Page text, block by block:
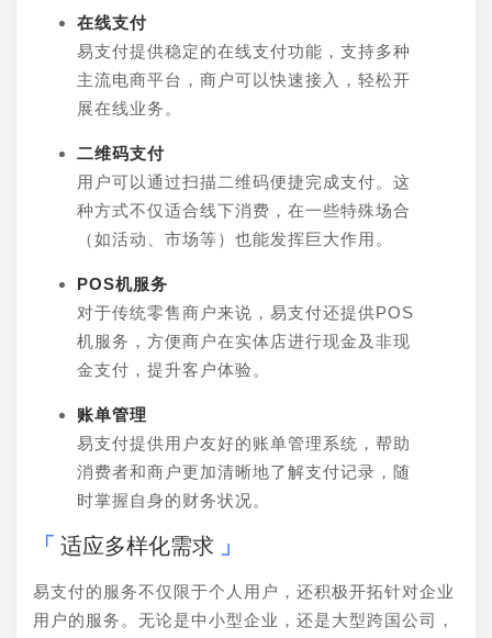
在线支付
易支付提供稳定的在线支付功能，支持多种
主流电商平台，商户可以快速接入，轻松开
展在线业务。
二维码支付
用户可以通过扫描二维码便捷完成支付。这
种方式不仅适合线下消费，在一些特殊场合
（如活动、市场等）也能发挥巨大作用。
POS机服务
对于传统零售商户来说，易支付还提供POS
机服务，方便商户在实体店进行现金及非现
金支付，提升客户体验。
账单管理
易支付提供用户友好的账单管理系统，帮助
消费者和商户更加清晰地了解支付记录，随
时掌握自身的财务状况。
适应多样化需求
易支付的服务不仅限于个人用户，还积极开拓针对企业
用户的服务。无论是中小型企业，还是大型跨国公司，